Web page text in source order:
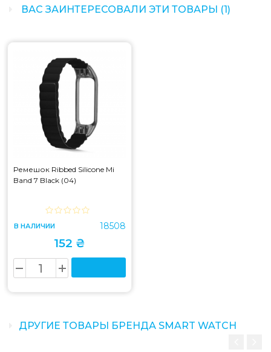
ВАС ЗАИНТЕРЕСОВАЛИ ЭТИ ТОВАРЫ (1)
Ремешок Ribbed Silicone Mi
Band 7 Black (04)
В НАЛИЧИИ 18508
152 ₴
ДРУГИЕ ТОВАРЫ БРЕНДА SMART WATCH